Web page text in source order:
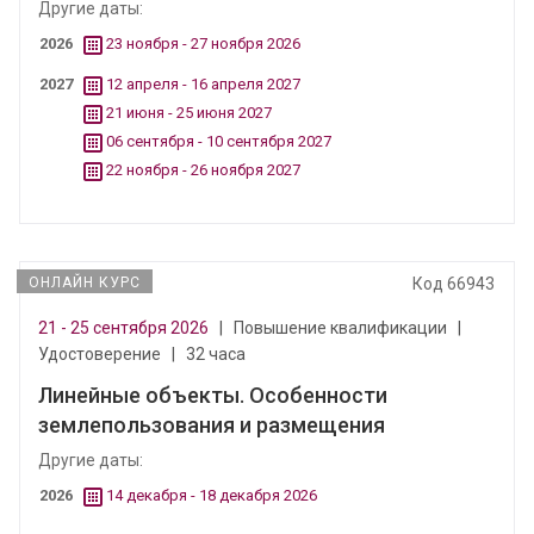
Другие даты:
2026 23 ноября - 27 ноября 2026
2027
12 апреля - 16 апреля 2027
21 июня - 25 июня 2027
06 сентября - 10 сентября 2027
22 ноября - 26 ноября 2027
ОНЛАЙН КУРС Код 66943
21 - 25 сентября 2026 Повышение квалификации
Удостоверение
32 часа
Линейные объекты. Особенности
землепользования и размещения
Другие даты:
2026 14 декабря - 18 декабря 2026